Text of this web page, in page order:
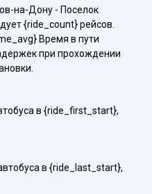
на-Дону - Поселок
{ride_count} рейсов.
Время в пути
при прохождении
в {ride_first_start},
в {ride_last_start},